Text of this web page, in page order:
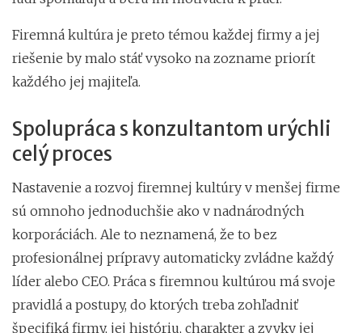
Firemná kultúra je preto témou každej firmy a jej
riešenie by malo stáť vysoko na zozname priorít
každého jej majiteľa.
Spolupráca s konzultantom urýchli
celý proces
Nastavenie a rozvoj firemnej kultúry v menšej firme
sú omnoho jednoduchšie ako v nadnárodných
korporáciách. Ale to neznamená, že to bez
profesionálnej prípravy automaticky zvládne každý
líder alebo CEO. Práca s firemnou kultúrou má svoje
pravidlá a postupy, do ktorých treba zohľadniť
špecifiká firmy, jej históriu, charakter a zvyky jej